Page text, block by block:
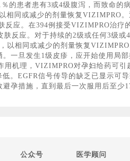
的患者患有3或4级腹泻，而致命的
相同或减少的剂量恢复VIZIMPRO
反应。在394例接受VIZIMPRO治疗
反应。对于持续的2级或任何3级或
以相同或减少的剂量恢复
一旦发生1级皮疹，应开始使用局部
用机理，VIZIMPRO对孕妇给药可引
。EGFR信号传导的缺乏已显示可
孕措施，直到最后一次服用后至少
公众号 医学顾问